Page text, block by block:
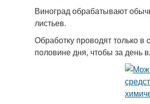
Виноград обрабатывают
листьев.
Обработку проводят только в
половине дня, чтобы за день